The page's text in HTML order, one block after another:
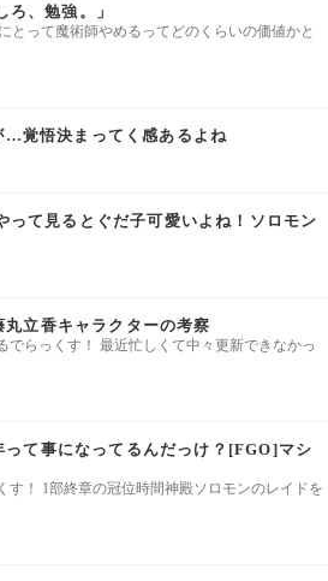
、勉強。」
とって魔術師やめるってどのくらいの価値かと
…覚悟決まってく感あるよね
て見るとぐだ子可愛いよね！ソロモン
立香キャラクターの考察
らっくす！ 最近忙しくて中々更新できなかっ
て事になってるんだっけ？[FGO]マシ
す！ 1部終章の冠位時間神殿ソロモンのレイドを